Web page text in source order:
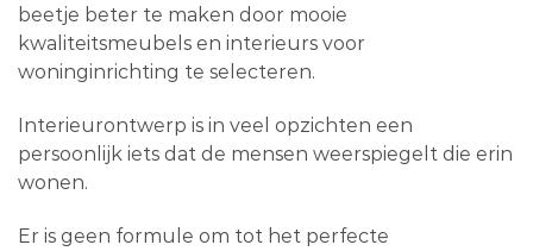
beetje beter te maken door mooie
kwaliteitsmeubels en interieurs voor
woninginrichting te selecteren.
Interieurontwerp is in veel opzichten een
persoonlijk iets dat de mensen weerspiegelt die erin
wonen.
Er is geen formule om tot het perfecte